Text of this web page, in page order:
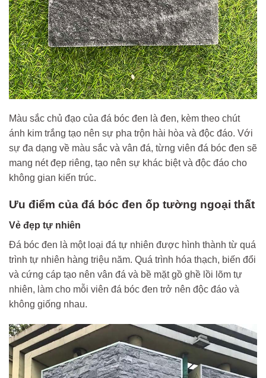
Màu sắc chủ đạo của đá bóc đen là đen, kèm theo chút
ánh kim trắng tạo nên sự pha trộn hài hòa và độc đáo. Với
sự đa dạng về màu sắc và vân đá, từng viên đá bóc đen sẽ
mang nét đẹp riêng, tạo nên sự khác biệt và độc đáo cho
không gian kiến trúc.
Ưu điểm của đá bóc đen ốp tường ngoại thất
Vẻ đẹp tự nhiên
Đá bóc đen là một loại đá tự nhiên được hình thành từ quá
trình tự nhiên hàng triệu năm. Quá trình hóa thạch, biến đổi
và cứng cáp tạo nên vân đá và bề mặt gồ ghề lồi lõm tự
nhiên, làm cho mỗi viên đá bóc đen trở nên độc đáo và
không giống nhau.